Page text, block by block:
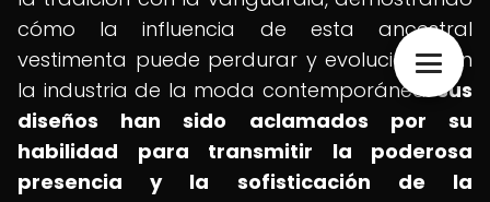
cómo la influencia de esta ancestral
vestimenta puede perdurar y evolucionar en
la industria de la moda contemporánea.Sus
diseños han sido aclamados por su
habilidad para transmitir la poderosa
presencia y la sofisticación de la